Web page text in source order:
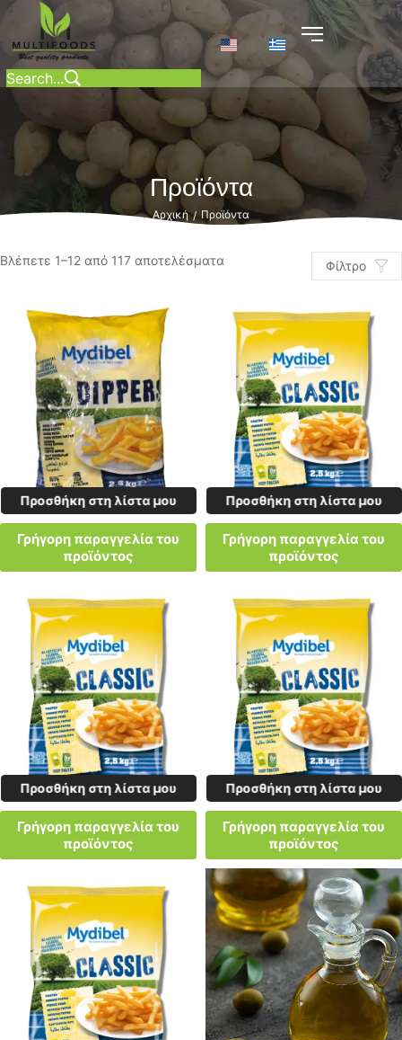
Προϊόντα
Αρχική / Προϊόντα
Βλέπετε 1–12 από 117 αποτελέσματα Φίλτρο
Προσθήκη στη λίστα μου
Γρήγορη παραγγελία του
προϊόντος
Προσθήκη στη λίστα μου
Γρήγορη παραγγελία του
προϊόντος
Προσθήκη στη λίστα μου
Γρήγορη παραγγελία του
προϊόντος
Προσθήκη στη λίστα μου
Γρήγορη παραγγελία του
προϊόντος